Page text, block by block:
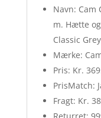
Navn: Cam
m. Hætte
Classic Grey
Mærke:
Pris: Kr.
PrisMatch:
Fragt: Kr.